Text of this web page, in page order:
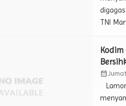
TNI
sumur
ke-80
calendar_month